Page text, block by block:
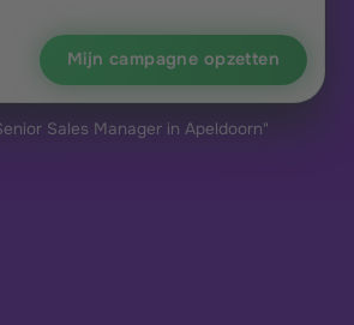
Mijn campagne opzetten
Sales Manager in Apeldoorn"